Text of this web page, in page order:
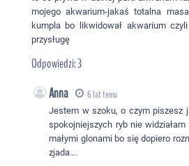
mojego akwarium-jakaś totalna
kumpla bo likwidował akwarium
przysługę
Odpowiedzi:3
Anna 6 lat temu
Jestem w szoku, o czym piszesz
spokojniejszych ryb nie
małymi glonami bo się dopiero
zjada….